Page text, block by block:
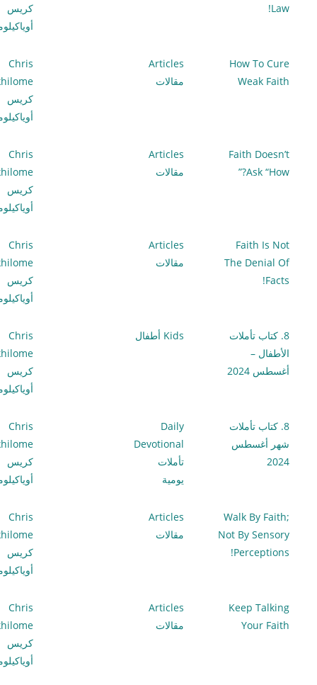
Law!
كريس
How To Cure
Weak Faith
Articles
مقالات
Chris
كريس
Faith Doesn’t
Ask “How?”
Articles
مقالات
Chris
كريس
Faith Is Not
The Denial Of
Facts!
Articles
مقالات
Chris
كريس
8. كتاب تأملات
الأطفال –
أغسطس 2024
Kids أطفال
Chris
كريس
8. كتاب تأملات
شهر أغسطس
2024
Daily
Devotional
تأملات
يومية
Chris
كريس
Walk By Faith;
Not By Sensory
Perceptions!
Articles
مقالات
Chris
كريس
Keep Talking
Your Faith
Articles
مقالات
Chris
كريس